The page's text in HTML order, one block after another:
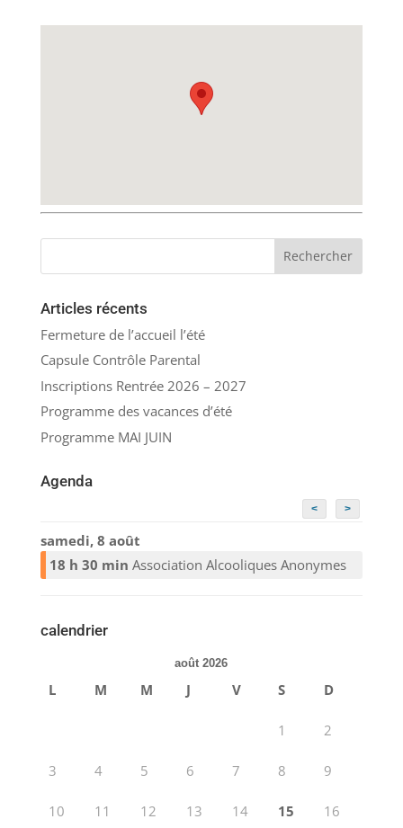
Articles récents
Fermeture de l’accueil l’été
Capsule Contrôle Parental
Inscriptions Rentrée 2026 – 2027
Programme des vacances d’été
Programme MAI JUIN
Agenda
< >
samedi, 8 août
18 h 30 min Association Alcooliques Anonymes
calendrier
août 2026
L M M J V S D
1 2
3 4 5 6 7 8 9
10 11 12 13 14 15 16